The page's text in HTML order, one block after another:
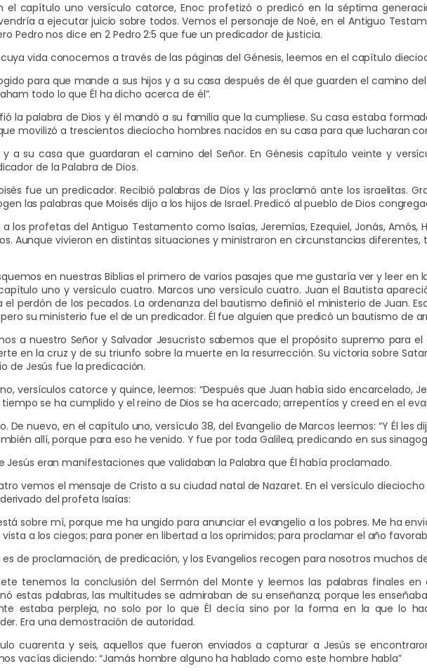
el capítulo uno versículo catorce, Enoc profetizó o predicó en la séptima
a ejecutar juicio sobre todos. Vemos el personaje de Noé, en el Antiguo
Pedro nos dice en 2 Pedro 2:5 que fue un predicador de justicia.
vida conocemos a través de las páginas del Génesis, leemos en el capítulo
para que mande a sus hijos y a su casa después de él que guarden el camino
todo lo que Él ha dicho acerca de él”.
la palabra de Dios y él mandó a su familia que la cumpliese. Su casa estaba
movilizó a trescientos dieciocho hombres nacidos en su casa para que lucharan
y a su casa que guardaran el camino del Señor. En Génesis capítulo veinte y
de la Palabra de Dios.
fue un predicador. Recibió palabras de Dios y las proclamó ante los israelitas.
las palabras que Moisés dijo a los hijos de Israel. Predicó al pueblo de Dios
los profetas del Antiguo Testamento como Isaías, Jeremías, Ezequiel, Jonás, Amós,
Aunque vivieron en distintas situaciones y ministraron en circunstancias
en nuestras Biblias el primero de varios pasajes que me gustaría ver y leer en
uno y versículo cuatro. Marcos uno versículo cuatro. Juan el Bautista
perdón de los pecados. La ordenanza del bautismo definió el ministerio de Juan.
pero su ministerio fue el de un predicador. Él fue alguien que predicó un bautismo de
a nuestro Señor y Salvador Jesucristo sabemos que el propósito supremo para
en la cruz y de su triunfo sobre la muerte en la resurrección. Su victoria sobre
de Jesús fue la predicación.
versículos catorce y quince, leemos: “Después que Juan había sido encarcelado,
tiempo se ha cumplido y el reino de Dios se ha acercado; arrepentíos y creed en el
De nuevo, en el capítulo uno, versículo 38, del Evangelio de Marcos leemos: “Y Él les
allí, porque para eso he venido. Y fue por toda Galilea, predicando en sus
Jesús eran manifestaciones que validaban la Palabra que Él había proclamado.
vemos el mensaje de Cristo a su ciudad natal de Nazaret. En el versículo
del profeta Isaías:
está sobre mí, porque me ha ungido para anunciar el evangelio a los pobres. Me ha
a los ciegos; para poner en libertad a los oprimidos; para proclamar el año
es de proclamación, de predicación, y los Evangelios recogen para nosotros muchos
tenemos la conclusión del Sermón del Monte y leemos las palabras finales
estas palabras, las multitudes se admiraban de su enseñanza; porque les
estaba perpleja, no solo por lo que Él decía sino por la forma en la que lo
Era una demostración de autoridad.
cuarenta y seis, aquellos que fueron enviados a capturar a Jesús se
vacías diciendo: “Jamás hombre alguno ha hablado como este hombre habla”